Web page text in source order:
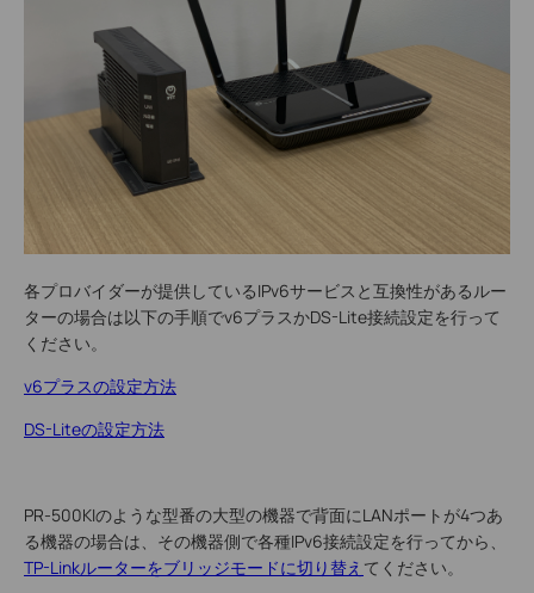
各プロバイダーが提供しているIPv6サービスと互換性があるルー
ターの場合は以下の手順でv6プラスかDS-Lite接続設定を行って
ください。
v6プラスの設定方法
DS-Liteの設定方法
PR-500KIのような型番の大型の機器で背面にLANポートが4つあ
る機器の場合は、その機器側で各種IPv6接続設定を行ってから、
TP-Linkルーターをブリッジモードに切り替え てください。